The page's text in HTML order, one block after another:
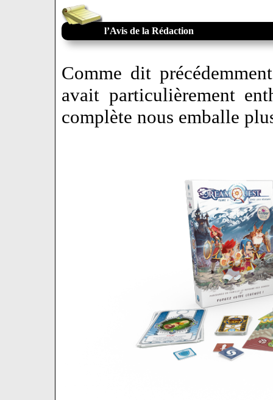
l’Avis de la Rédaction
Comme dit
avait particulièrement
complète nous emballe